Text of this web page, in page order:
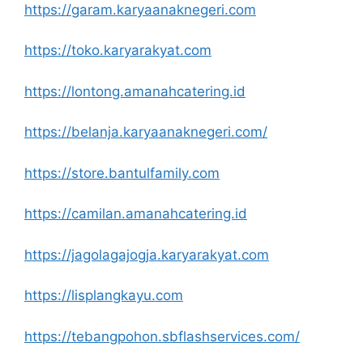
https://garam.karyaanaknegeri.com
https://toko.karyarakyat.com
https://lontong.amanahcatering.id
https://belanja.karyaanaknegeri.com/
https://store.bantulfamily.com
https://camilan.amanahcatering.id
https://jagolagajogja.karyarakyat.com
https://lisplangkayu.com
https://tebangpohon.sbflashservices.com/